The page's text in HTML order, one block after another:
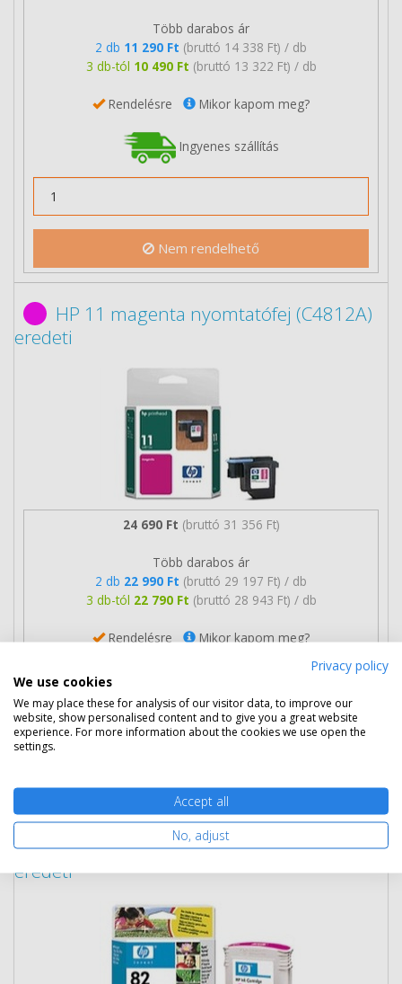
Több darabos ár
2 db 11 290 Ft (bruttó 14 338 Ft) / db
3 db-tól 10 490 Ft (bruttó 13 322 Ft) / db
Rendelésre Mikor kapom meg?
Ingyenes szállítás
Nem rendelhető
HP 11 magenta nyomtatófej (C4812A)
eredeti
24 690 Ft (bruttó 31 356 Ft)
Több darabos ár
2 db 22 990 Ft (bruttó 29 197 Ft) / db
3 db-tól 22 790 Ft (bruttó 28 943 Ft) / db
Rendelésre Mikor kapom meg?
HP 82 magenta patron (C4912A)
eredeti
Privacy policy
We use cookies
We may place these for analysis of our visitor data, to improve our
website, show personalised content and to give you a great website
experience. For more information about the cookies we use open the
settings.
Accept all
No, adjust